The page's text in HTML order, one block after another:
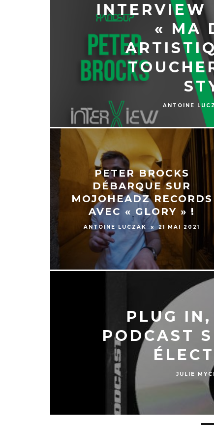
INTERVIEW
« MA
ANTOINE
PETER BROCKS
DÉBARQUE SUR
MOJOHEADZ RECORDS
AVEC « GLORY » !
ANTOINE LUCZAK 21 MAI 2021
PLUG
PODCAST
JULIE